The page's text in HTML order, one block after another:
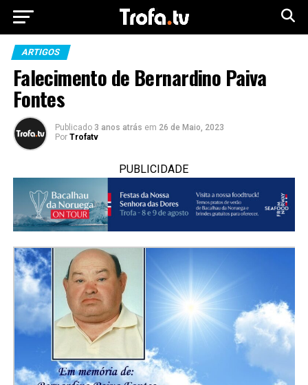
ARTIGOS
Falecimento de Bernardino Paiva
Fontes
Publicado 3 anos atrás em 26 de Maio, 2023
Por Trofatv
PUBLICIDADE